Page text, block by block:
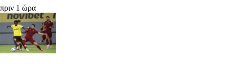
πριν 1 ώρα